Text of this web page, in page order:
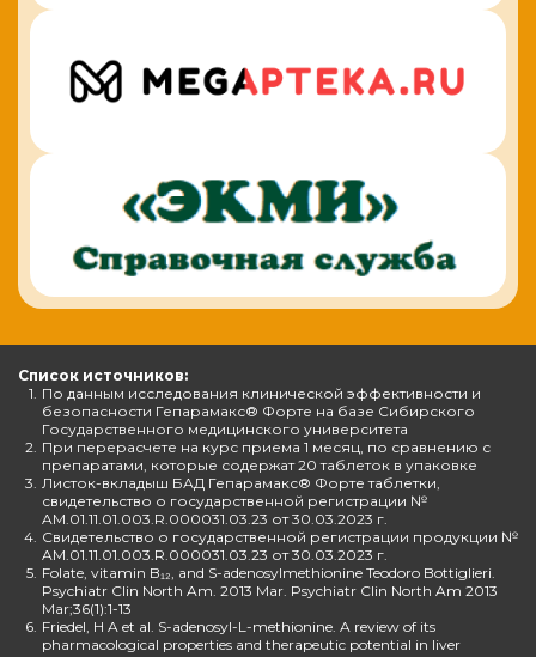
Список источников:
1. По данным исследования клинической эффективности и
безопасности Гепарамакс® Форте на базе Сибирского
Государственного медицинского университета
2. При перерасчете на курс приема 1 месяц, по сравнению с
препаратами, которые содержат 20 таблеток в упаковке
3. Листок-вкладыш БАД Гепарамакс® Форте таблетки,
свидетельство о государственной регистрации №
AM.01.11.01.003.R.000031.03.23 от 30.03.2023 г.
4. Свидетельство о государственной регистрации продукции №
AM.01.11.01.003.R.000031.03.23 от 30.03.2023 г.
5. Folate, vitamin B₁₂, and S-adenosylmethionine Teodoro Bottiglieri.
Psychiatr Clin North Am. 2013 Mar. Psychiatr Clin North Am 2013
Mar;36(1):1-13
6. Friedel, H A et al. S-adenosyl-L-methionine. A review of its
pharmacological properties and therapeutic potential in liver